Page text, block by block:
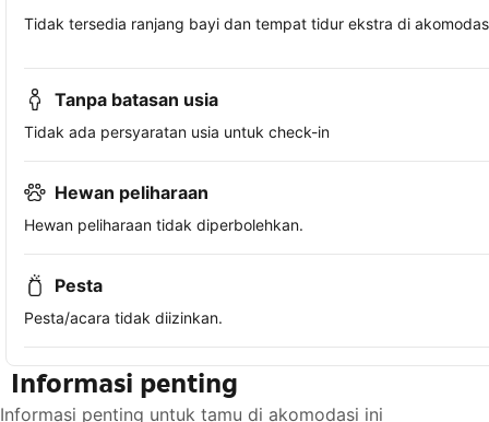
Tidak tersedia ranjang bayi dan tempat tidur ekstra di
Tanpa batasan usia
Tidak ada persyaratan usia untuk check-in
Hewan peliharaan
Hewan peliharaan tidak diperbolehkan.
Pesta
Pesta/acara tidak diizinkan.
Informasi penting
Informasi penting untuk tamu di akomodasi ini